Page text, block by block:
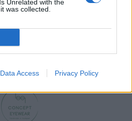
Unrelated with the
was collected.
Data Access Privacy Policy
kutyabarát helyet!